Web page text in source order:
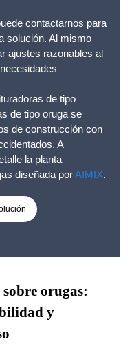
contactarnos para
solución. Al mismo
ajustes razonables al
de tipo
de tipo oruga se
de construcción con
A
la planta
diseñada porAIMIX.
orugas:
y